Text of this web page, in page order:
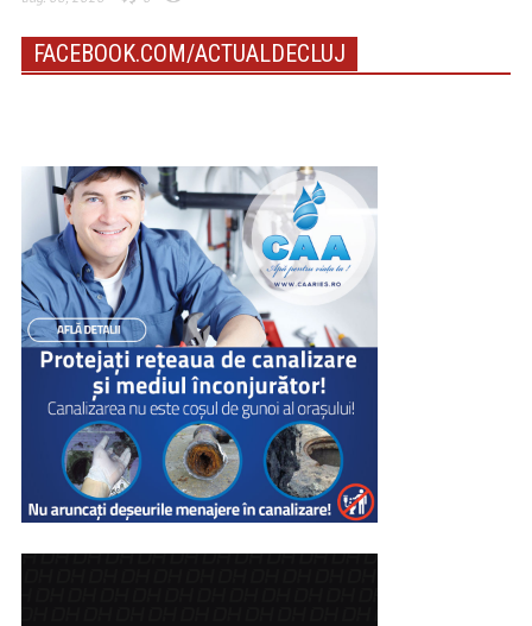
FACEBOOK.COM/ACTUALDECLUJ